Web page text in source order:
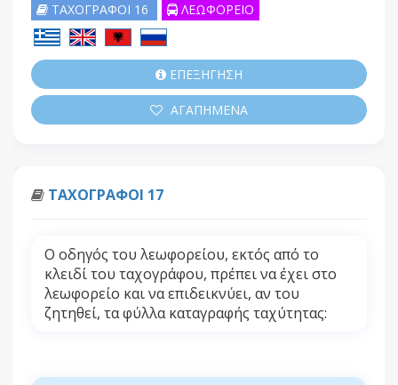
ΤΑΧΟΓΡΑΦΟΙ 16 ΛΕΩΦΟΡΕΙΟ
ΕΠΕΞΗΓΗΣΗ
ΑΓΑΠΗΜΕΝΑ
ΤΑΧΟΓΡΑΦΟΙ 17
Ο οδηγός του λεωφορείου, εκτός από το
κλειδί του ταχογράφου, πρέπει να έχει στο
λεωφορείο και να επιδεικνύει, αν του
ζητηθεί, τα φύλλα καταγραφής ταχύτητας: